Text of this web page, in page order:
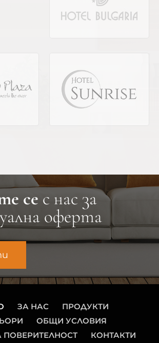
се с нас за
оферта
ЗА НАС
ПРОДУКТИ
ОБЩИ УСЛОВИЯ
ПОВЕРИТЕЛНОСТ
КОНТАКТИ